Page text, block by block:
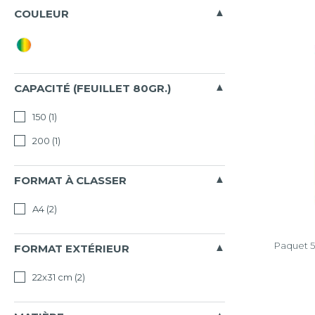
COULEUR
CAPACITÉ (FEUILLET 80GR.)
150 (1)
200 (1)
FORMAT À CLASSER
A4 (2)
FORMAT EXTÉRIEUR
22x31 cm (2)
Paquet